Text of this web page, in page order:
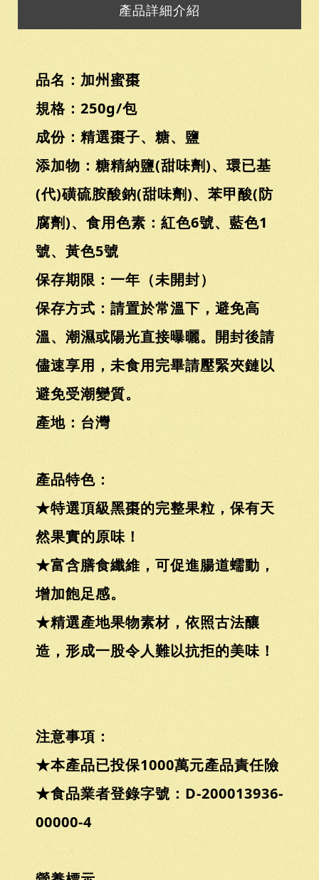
產品詳細介紹
品名：加州蜜棗
規格：250g/包
成份：精選棗子、糖、鹽
添加物：糖精納鹽(甜味劑)、環已基
(代)磺硫胺酸鈉(甜味劑)、苯甲酸(防
腐劑)、食用色素：紅色6號、藍色1
號、黃色5號
保存期限：一年（未開封）
保存方式：請置於常溫下，避免高
溫、潮濕或陽光直接曝曬。開封後請
儘速享用，未食用完畢請壓緊夾鏈以
避免受潮變質。
產地：台灣
產品特色：
★特選頂級黑棗的完整果粒，保有天
然果實的原味！
★富含膳食纖維，可促進腸道蠕動，
增加飽足感。
★精選產地果物素材，依照古法釀
造，形成一股令人難以抗拒的美味！
注意事項：
★本產品已投保1000萬元產品責任險
★食品業者登錄字號：D-200013936-
00000-4